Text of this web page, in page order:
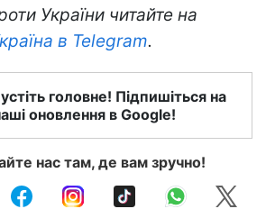
України читайте на
в Telegram.
головне! Підпишіться на
оновлення в Google!
нас там, де вам зручно!